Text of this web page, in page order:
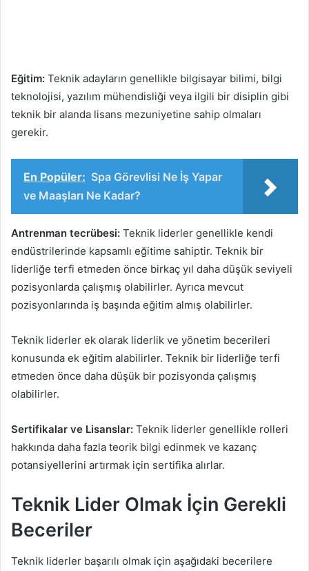
Eğitim: Teknik adayların genellikle bilgisayar bilimi, bilgi
teknolojisi, yazılım mühendisliği veya ilgili bir disiplin gibi
teknik bir alanda lisans mezuniyetine sahip olmaları
gerekir.
En Popüler: Spa Görevlisi Ne İş Yapar
ve Maaşları Ne Kadar?
Antrenman tecrübesi: Teknik liderler genellikle kendi
endüstrilerinde kapsamlı eğitime sahiptir. Teknik bir
liderliğe terfi etmeden önce birkaç yıl daha düşük seviyeli
pozisyonlarda çalışmış olabilirler. Ayrıca mevcut
pozisyonlarında iş başında eğitim almış olabilirler.
Teknik liderler ek olarak liderlik ve yönetim becerileri
konusunda ek eğitim alabilirler. Teknik bir liderliğe terfi
etmeden önce daha düşük bir pozisyonda çalışmış
olabilirler.
Sertifikalar ve Lisanslar: Teknik liderler genellikle rolleri
hakkında daha fazla teorik bilgi edinmek ve kazanç
potansiyellerini artırmak için sertifika alırlar.
Teknik Lider Olmak İçin Gerekli
Beceriler
Teknik liderler başarılı olmak için aşağıdaki becerilere